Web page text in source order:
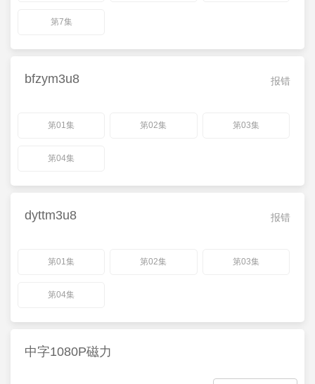
第7集
报错
bfzym3u8
第01集 第02集 第03集
第04集
报错
dyttm3u8
第01集 第02集 第03集
第04集
中字1080P磁力